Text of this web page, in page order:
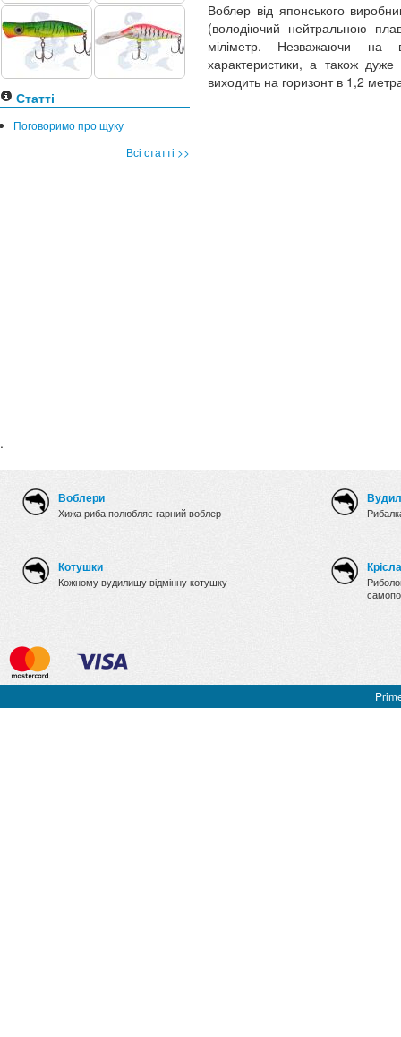
Статті
Поговоримо про щуку
Всі статті >>
.
Воблер від японського
(володіючий нейтральною
міліметр. Незважаючи на
характеристики, а також дуже
виходить на горизонт в 1,2
Воблери
Хижа риба полюбляє гарний воблер
Котушки
Кожному вудилищу відмінну котушку